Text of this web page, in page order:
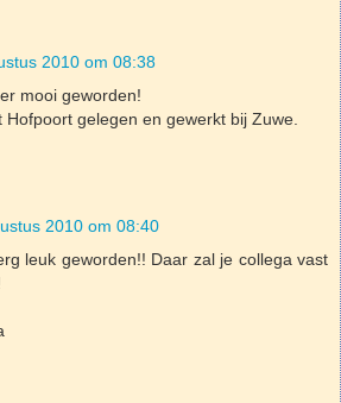
2010 om 08:38
mooi geworden!
Hofpoort gelegen en gewerkt bij Zuwe.
2010 om 08:40
leuk geworden!! Daar zal je collega vast